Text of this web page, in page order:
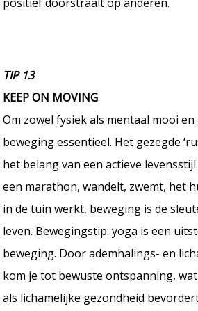
TIP 13
KEEP ON MOVING
Om zowel fysiek als mentaal mooi
beweging essentieel. Het gezegde
het belang van een actieve
een marathon, wandelt, zwemt, het
in de tuin werkt, beweging is de
leven. Bewegingstip: yoga is een
beweging. Door ademhalings- en
kom je tot bewuste ontspanning,
als lichamelijke gezondheid